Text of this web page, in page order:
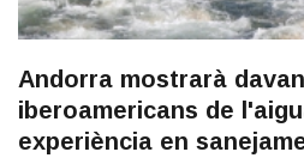
Andorra mostrarà
iberoamericans de
experiència en